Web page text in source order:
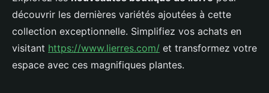
découvrir les dernières variétés ajoutées à cette
collection exceptionnelle. Simplifiez vos achats en
visitant https://www.lierres.com/ et transformez votre
espace avec ces magnifiques plantes.